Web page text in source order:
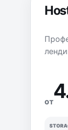
ОТ